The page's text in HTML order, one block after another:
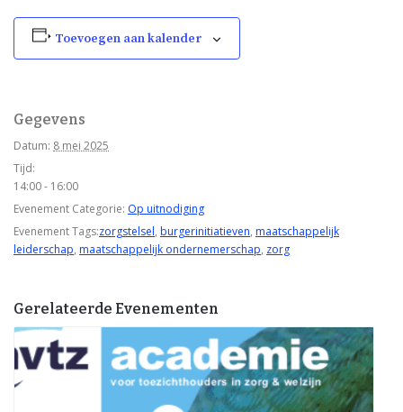
Toevoegen aan kalender
Gegevens
Datum: 8 mei 2025
Tijd:
14:00 - 16:00
Evenement Categorie: Op uitnodiging
Evenement Tags:zorgstelsel, burgerinitiatieven, maatschappelijk
leiderschap, maatschappelijk ondernemerschap, zorg
Gerelateerde Evenementen